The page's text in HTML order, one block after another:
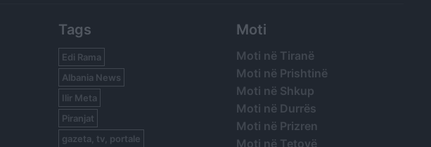
Tags
Edi Rama
Albania News
Ilir Meta
Piranjat
gazeta, tv, portale
Moti
Moti në Tiranë
Moti në Prishtinë
Moti në Shkup
Moti në Durrës
Moti në Prizren
Moti në Tetovë